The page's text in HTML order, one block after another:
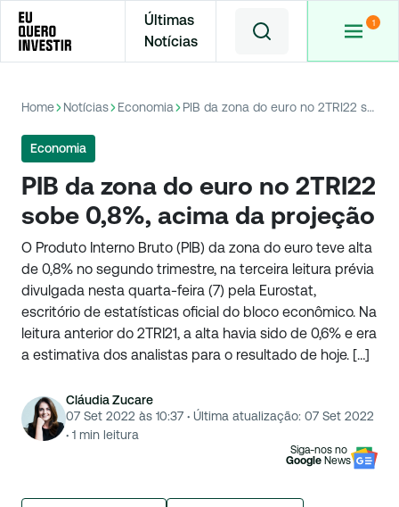
Últimas
Notícias
Home Notícias Economia PIB da zona do euro no 2TRI22 sobe 0,8%, acima da projeção
Economia
PIB da zona do euro no 2TRI22
sobe 0,8%, acima da projeção
O Produto Interno Bruto (PIB) da zona do euro teve alta
de 0,8% no segundo trimestre, na terceira leitura prévia
divulgada nesta quarta-feira (7) pela Eurostat,
escritório de estatísticas oficial do bloco econômico. Na
leitura anterior do 2TRI21, a alta havia sido de 0,6% e era
a estimativa dos analistas para o resultado de hoje. […]
Cláudia Zucare
07 Set 2022 às 10:37 · Última atualização: 07 Set 2022
· 1 min leitura
Siga-nos no
Google News